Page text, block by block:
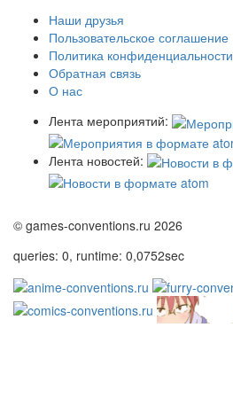
Наши друзья
Пользовательское соглашение
Политика конфиденциальности
Обратная связь
О нас
Лента мероприятий:
Лента новостей:
© games-conventions.ru 2026
queries: 0, runtime: 0,0752sec